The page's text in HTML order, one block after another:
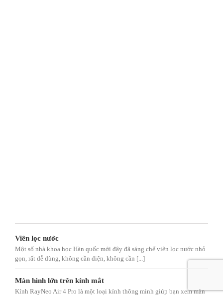
Viên lọc nước
Một số nhà khoa học Hàn quốc mới đây đã sáng chế viên lọc nước nhỏ
gọn, rất dễ dùng, không cần điện, không cần [...]
Màn hình lớn trên kính mắt
Kính RayNeo Air 4 Pro là một loại kính thông minh giúp bạn xem màn